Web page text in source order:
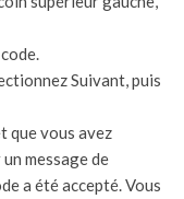
Suivant, puis
que vous avez
message de
a été accepté. Vous